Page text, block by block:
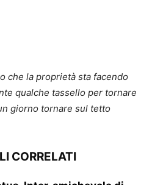
che la proprietà sta facendo
qualche tassello per tornare
giorno tornare sul tetto
CORRELATI